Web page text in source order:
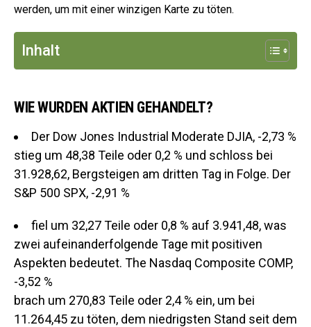
werden, um mit einer winzigen Karte zu töten.
Inhalt
WIE WURDEN AKTIEN GEHANDELT?
Der Dow Jones Industrial Moderate DJIA, -2,73 %
stieg um 48,38 Teile oder 0,2 % und schloss bei
31.928,62, Bergsteigen am dritten Tag in Folge. Der
S&P 500 SPX, -2,91 %
fiel um 32,27 Teile oder 0,8 % auf 3.941,48, was
zwei aufeinanderfolgende Tage mit positiven
Aspekten bedeutet. The Nasdaq Composite COMP,
-3,52 %
brach um 270,83 Teile oder 2,4 % ein, um bei
11.264,45 zu töten, dem niedrigsten Stand seit dem